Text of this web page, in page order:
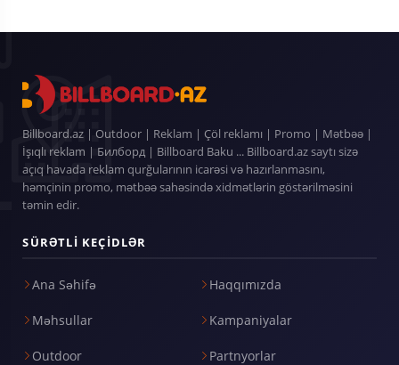
Billboard.az | Outdoor | Reklam | Çöl reklamı | Promo | Mətbəə |
İşıqlı reklam | Билборд | Billboard Baku ... Billboard.az saytı sizə
açıq havada reklam qurğularının icarəsi və hazırlanmasını,
həmçinin promo, mətbəə sahəsində xidmətlərin göstərilməsini
təmin edir.
SÜRƏTLI KEÇIDLƏR
Ana Səhifə
Məhsullar
Outdoor
Haqqımızda
Kampaniyalar
Partnyorlar